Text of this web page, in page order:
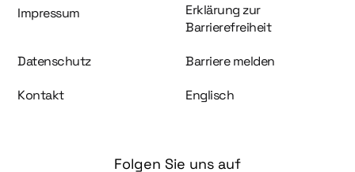
Information und Service
Impressum
Erklärung zur
Barrierefreiheit
Datenschutz Barriere melden
Kontakt Englisch
Folgen Sie uns auf